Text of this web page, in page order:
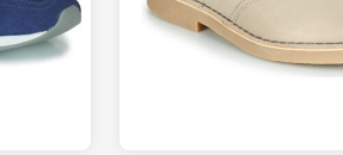
SPARTOO.fr